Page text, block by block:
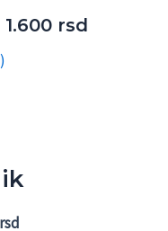
1.600 rsd
рсд.